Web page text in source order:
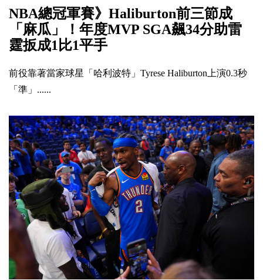
NBA總冠軍賽》Haliburton前三節成
「麻瓜」！年度MVP SGA飆34分助雷
霆扳成1比1平手
前役靠著當家球星「哈利波特」Tyrese Haliburton上演0.3秒
「準」......